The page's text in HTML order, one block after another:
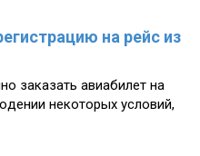
на рейс из
заказать авиабилет на
некоторых условий,